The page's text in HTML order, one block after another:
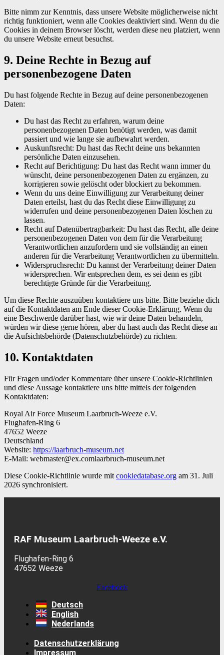
Bitte nimm zur Kenntnis, dass unsere Website möglicherweise nicht
richtig funktioniert, wenn alle Cookies deaktiviert sind. Wenn du die
Cookies in deinem Browser löscht, werden diese neu platziert, wenn
du unsere Website erneut besuchst.
9. Deine Rechte in Bezug auf
personenbezogene Daten
Du hast folgende Rechte in Bezug auf deine personenbezogenen
Daten:
Du hast das Recht zu erfahren, warum deine
personenbezogenen Daten benötigt werden, was damit
passiert und wie lange sie aufbewahrt werden.
Auskunftsrecht: Du hast das Recht deine uns bekannten
persönliche Daten einzusehen.
Recht auf Berichtigung: Du hast das Recht wann immer du
wünscht, deine personenbezogenen Daten zu ergänzen, zu
korrigieren sowie gelöscht oder blockiert zu bekommen.
Wenn du uns deine Einwilligung zur Verarbeitung deiner
Daten erteilst, hast du das Recht diese Einwilligung zu
widerrufen und deine personenbezogenen Daten löschen zu
lassen.
Recht auf Datenübertragbarkeit: Du hast das Recht, alle deine
personenbezogenen Daten von dem für die Verarbeitung
Verantwortlichen anzufordern und sie vollständig an einen
anderen für die Verarbeitung Verantwortlichen zu übermitteln.
Widerspruchsrecht: Du kannst der Verarbeitung deiner Daten
widersprechen. Wir entsprechen dem, es sei denn es gibt
berechtigte Gründe für die Verarbeitung.
Um diese Rechte auszuüben kontaktiere uns bitte. Bitte beziehe dich
auf die Kontaktdaten am Ende dieser Cookie-Erklärung. Wenn du
eine Beschwerde darüber hast, wie wir deine Daten behandeln,
würden wir diese gerne hören, aber du hast auch das Recht diese an
die Aufsichtsbehörde (Datenschutzbehörde) zu richten.
10. Kontaktdaten
Für Fragen und/oder Kommentare über unsere Cookie-Richtlinien
und diese Aussage kontaktiere uns bitte mittels der folgenden
Kontaktdaten:
Royal Air Force Museum Laarbruch-Weeze e.V.
Flughafen-Ring 6
47652 Weeze
Deutschland
Website: https://laarbruch-museum.net
E-Mail: webmaster@ex.comlaarbruch-museum.net
Diese Cookie-Richtlinie wurde mit cookiedatabase.org am 31. Juli
2026 synchronisiert.
RAF Museum Laarbruch-Weeze e.V.
Flughafen-Ring 6
47652 Weeze
Facebook
Deutsch
English
Nederlands
Datenschutzerklärung
Impressum